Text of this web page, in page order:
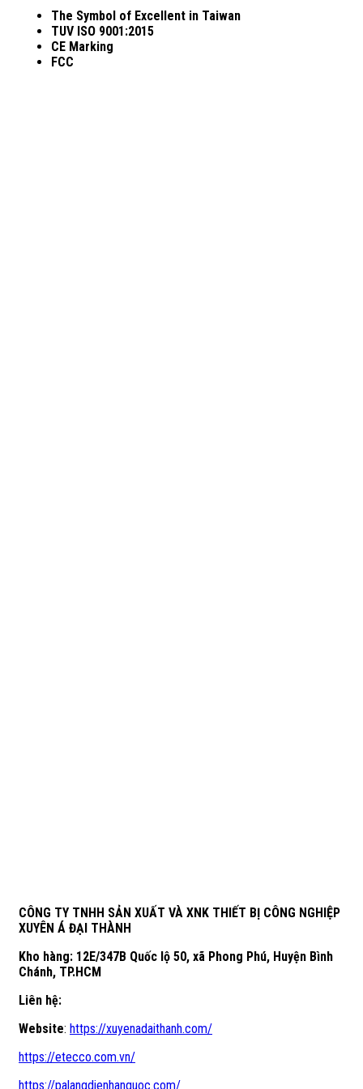
The Symbol of Excellent in Taiwan
TUV ISO 9001:2015
CE Marking
FCC
CÔNG TY TNHH SẢN XUẤT VÀ XNK THIẾT BỊ CÔNG NGHIỆP
XUYÊN Á ĐẠI THÀNH
Kho hàng: 12E/347B Quốc lộ 50, xã Phong Phú, Huyện Bình
Chánh, TP.HCM
Liên hệ:
Website: https://xuyenadaithanh.com/
https://etecco.com.vn/
https://palangdienhanquoc.com/